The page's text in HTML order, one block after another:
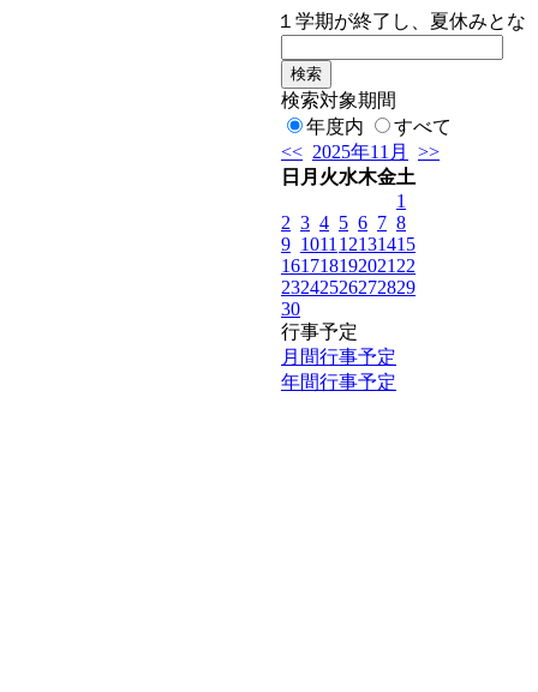
１学期が終了し、夏休みとなり
検索対象期間
年度内
すべて
<< 2025年11月
>>
日 月 火水木金土
1
2 3 4 5 6 7 8
9 1011 12131415
161718192021 22
23242526272829
30
行事予定
月間行事予定
年間行事予定